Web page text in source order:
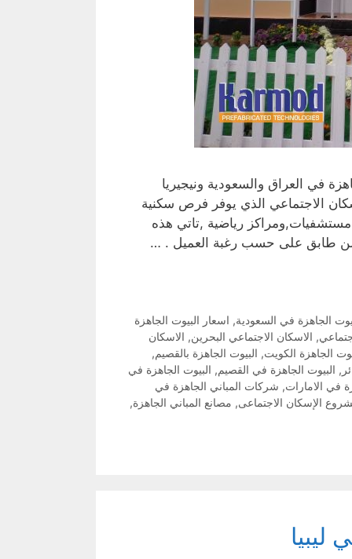
في العراق والسعودية ونيجيريا
الاجتماعي الذي يوفر فرص سكنية
رياضية ,تاتي هذه
من طابق على حسب رغبة العميل . …
الجاهزة في السعودية, اسعار البيوت الجاهزة
, الاسكان الاجتماعي البحرين, الاسكان
الجاهزة الكويت, البيوت الجاهزة بالقصيم,
, البيوت الجاهزة في القصيم, البيوت الجاهزة في
في الامارات, شركات المباني الجاهزة في
الإسكان الاجتماعى, مصانع المباني الجاهزة,